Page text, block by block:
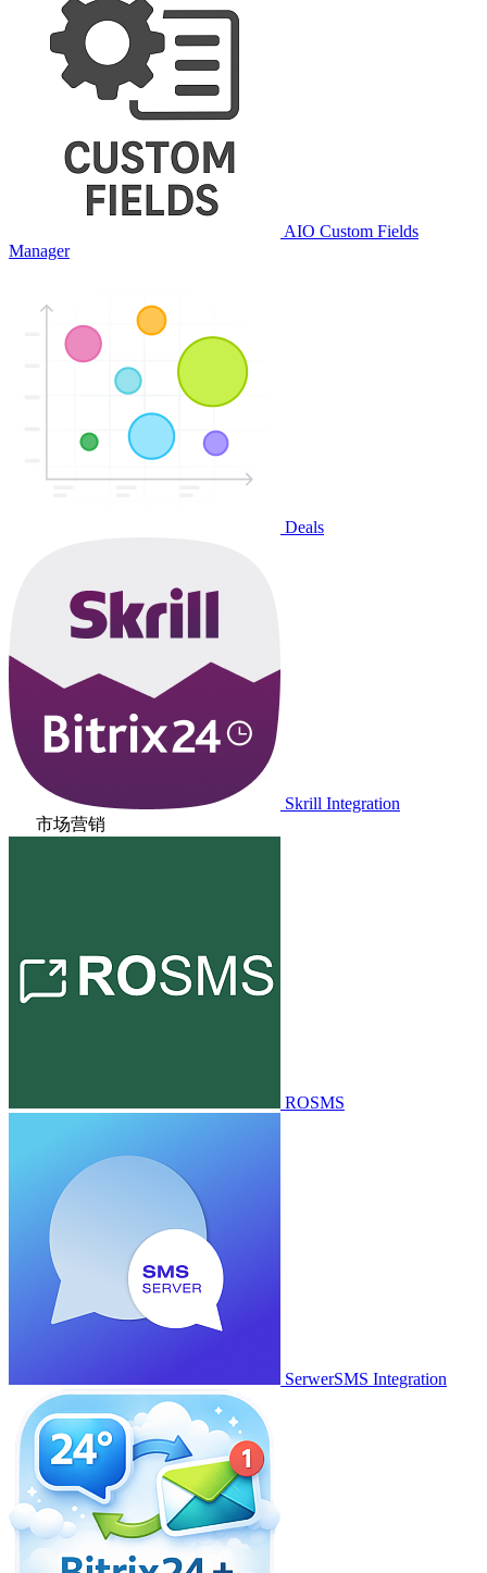
AIO Custom Fields
Manager
Deals
Skrill Integration
市场营销
ROSMS
SerwerSMS Integration